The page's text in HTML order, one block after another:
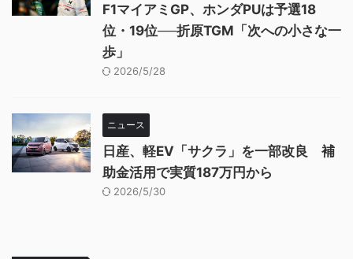
F1マイアミGP、ホンダPUは予選18
位・19位──折原TGM「次への小さな一
歩」
2026/5/28
ニュース
日産、軽EV「サクラ」を一部改良 補
助金活用で実質187万円から
2026/5/30